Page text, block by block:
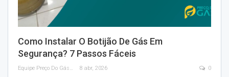
Como Instalar O Botijão De Gás Em
Segurança? 7 Passos Fáceis
Equipe Preço Do Gás 8 abr, 2026 0